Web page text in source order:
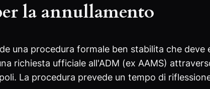
la annullamento
una procedura formale ben stabilita che
richiesta ufficiale all'ADM (ex AAMS)
La procedura prevede un tempo di